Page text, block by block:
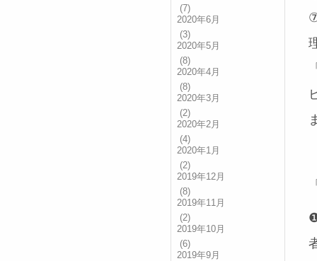
(7)
2020年6月
(3)
2020年5月
(8)
2020年4月
(8)
2020年3月
(2)
2020年2月
(4)
2020年1月
(2)
2019年12月
(8)
2019年11月
(2)
2019年10月
(6)
2019年9月